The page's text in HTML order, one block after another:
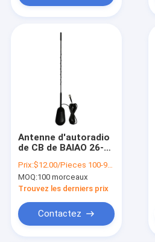
Antenne d'autoradio
de CB de BAIAO 26-
Prix:$12.00/Pieces 100-999 Pieces
MOQ:100 morceaux
Trouvez les derniers prix
Contactez